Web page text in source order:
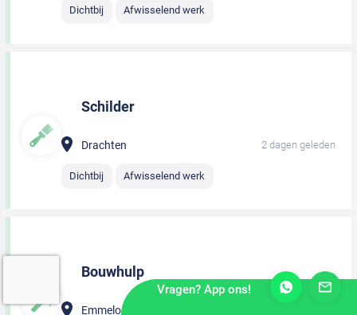
Dichtbij Afwisselend werk
Schilder
Drachten 2 dagen geleden
Dichtbij Afwisselend werk
Bouwhulp
Emmeloord
Vragen? App ons!